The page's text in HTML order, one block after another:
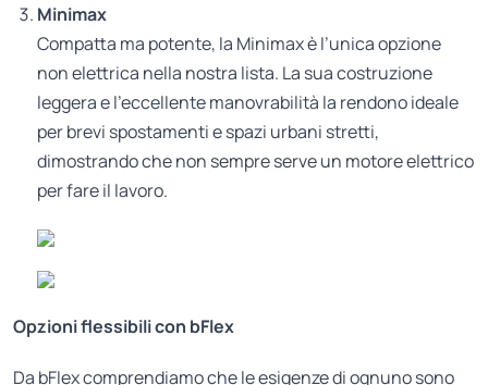
Minimax
Compatta ma potente, la Minimax è l’unica opzione
non elettrica nella nostra lista. La sua costruzione
leggera e l’eccellente manovrabilità la rendono ideale
per brevi spostamenti e spazi urbani stretti,
dimostrando che non sempre serve un motore elettrico
per fare il lavoro.
Opzioni flessibili con bFlex
Da bFlex comprendiamo che le esigenze di ognuno sono